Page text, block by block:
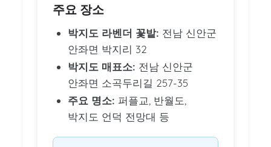
주요 장소
박지도 라벤더 꽃밭: 전남 신안군
안좌면 박지리 32
박지도 매표소: 전남 신안군
안좌면 소곡두리길 257-35
주요 명소: 퍼플교, 반월도,
박지도 언덕 전망대 등